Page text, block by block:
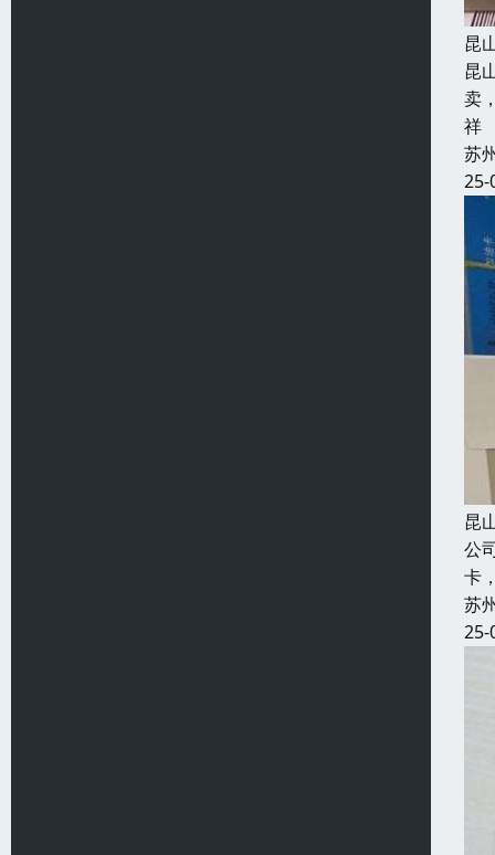
昆
昆
卖
祥
苏
25-
昆
公
卡
苏
25-